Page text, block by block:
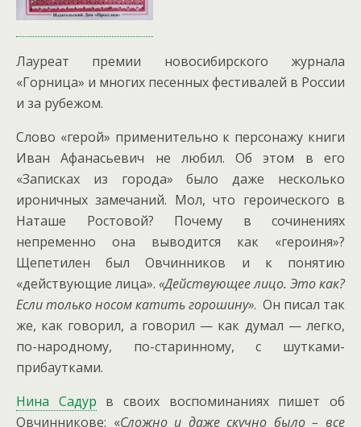
Лауреат премии новосибирского журнала
«Горница» и многих песенных фестивалей в России
и за рубежом.
Слово «герой» применительно к персонажу книги
Иван Афанасьевич не любил. Об этом в его
«Записках из города» было даже несколько
ироничных замечаний. Мол, что героического в
Наташе Ростовой? Почему в сочинениях
непременно она выводится как «героиня»?
Щепетилен был Овчинников и к понятию
«действующие лица». «Действующее лицо. Это как?
Если только носом катить горошину». Он писал так
же, как говорил, а говорил — как думал — легко,
по-народному, по-старинному, с шутками-
прибаутками.
Нина Садур в своих воспоминаниях пишет об
Овчинникове: «Сложно и даже скучно было– все